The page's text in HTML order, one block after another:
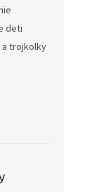
deti
trojkolky